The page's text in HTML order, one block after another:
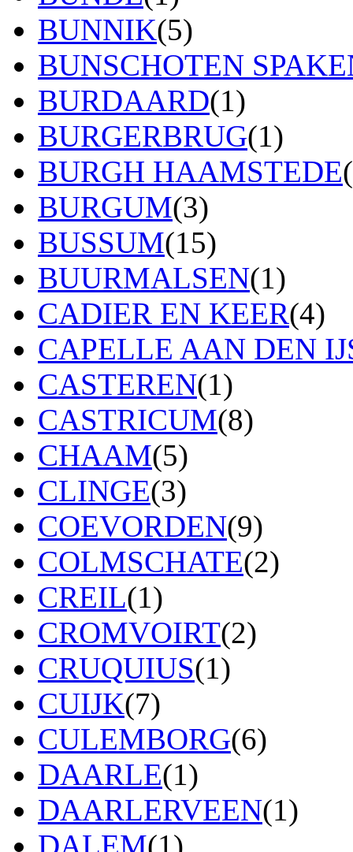
BUNNIK(5)
BUNSCHOTEN
BURDAARD(1)
BURGERBRUG(1)
BURGH HAAMSTEDE
BURGUM(3)
BUSSUM(15)
BUURMALSEN(1)
CADIER EN KEER(4)
CAPELLE AAN DEN
CASTEREN(1)
CASTRICUM(8)
CHAAM(5)
CLINGE(3)
COEVORDEN(9)
COLMSCHATE(2)
CREIL(1)
CROMVOIRT(2)
CRUQUIUS(1)
CUIJK(7)
CULEMBORG(6)
DAARLE(1)
DAARLERVEEN(1)
DALEM(1)